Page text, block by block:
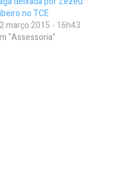
no TCE
março 2015 - 16h43
"Assessoria"